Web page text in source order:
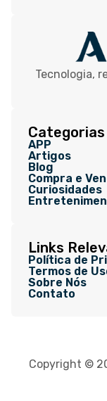
Tecnologia,
Categorias
APP
Artigos
Blog
Compra e
Curiosidades
Links
Política de
Termos de
Sobre Nós
Contato
Copyright ©